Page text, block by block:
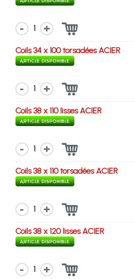
1
Coils 34 x 100 torsadées ACIER
1
Coils 38 x 110 lisses ACIER
1
Coils 38 x 110 torsadées ACIER
1
Coils 38 x 120 lisses ACIER
1